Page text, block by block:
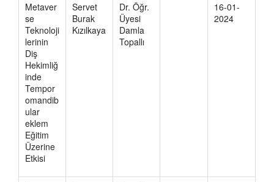
Metaver
se
Teknoloji
lerinin
Diş
Hekimliğ
inde
Tempor
omandib
ular
eklem
Eğitim
Üzerine
Etkisi
Servet
Burak
Kızılkaya
Dr. Öğr.
Üyesi
Damla
Topallı
16-01-
2024